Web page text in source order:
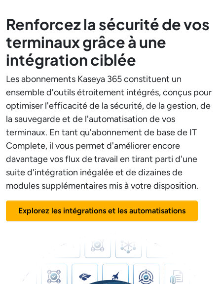
Renforcez la sécurité de vos
terminaux grâce à une
intégration ciblée
Les abonnements Kaseya 365 constituent un
ensemble d'outils étroitement intégrés, conçus pour
optimiser l'efficacité de la sécurité, de la gestion, de
la sauvegarde et de l'automatisation de vos
terminaux. En tant qu'abonnement de base de IT
Complete, il vous permet d'améliorer encore
davantage vos flux de travail en tirant parti d'une
suite d'intégration inégalée et de dizaines de
modules supplémentaires mis à votre disposition.
Explorez les intégrations et les automatisations